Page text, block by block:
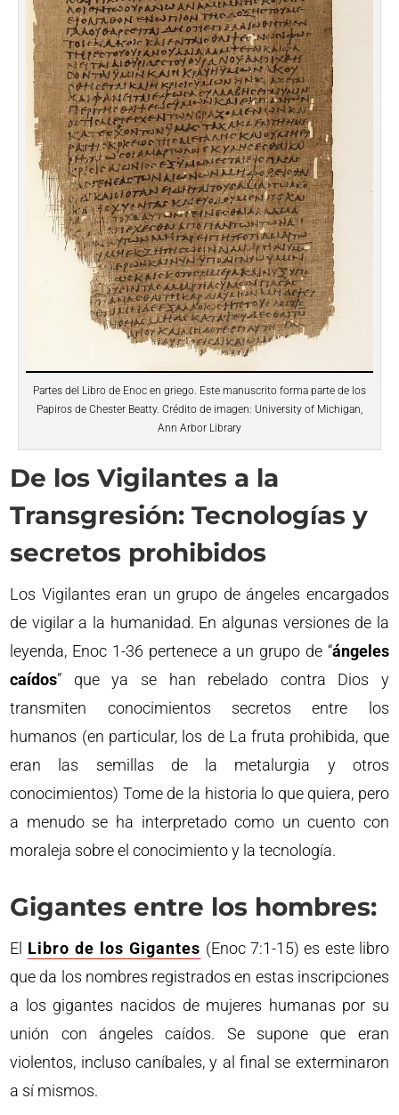
Partes del Libro de Enoc en griego. Este manuscrito forma parte de los
Papiros de Chester Beatty. Crédito de imagen: University of Michigan,
Ann Arbor Library
De los Vigilantes a la
Transgresión: Tecnologías y
secretos prohibidos
Los Vigilantes eran un grupo de ángeles encargados
de vigilar a la humanidad. En algunas versiones de la
leyenda, Enoc 1-36 pertenece a un grupo de “ángeles
caídos” que ya se han rebelado contra Dios y
transmiten conocimientos secretos entre los
humanos (en particular, los de La fruta prohibida, que
eran las semillas de la metalurgia y otros
conocimientos) Tome de la historia lo que quiera, pero
a menudo se ha interpretado como un cuento con
moraleja sobre el conocimiento y la tecnología.
Gigantes entre los hombres:
El Libro de los Gigantes (Enoc 7:1-15) es este libro
que da los nombres registrados en estas inscripciones
a los gigantes nacidos de mujeres humanas por su
unión con ángeles caídos. Se supone que eran
violentos, incluso caníbales, y al final se exterminaron
a sí mismos.